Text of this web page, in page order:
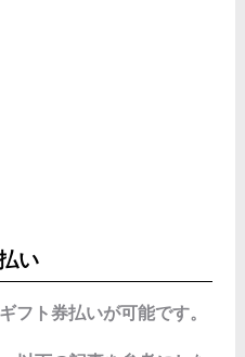
い
フト券払いが可能です。